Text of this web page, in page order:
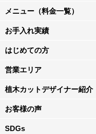
メニュー（料金一覧）
お手入れ実績
はじめての方
営業エリア
植木カットデザイナー紹介
お客様の声
SDGs